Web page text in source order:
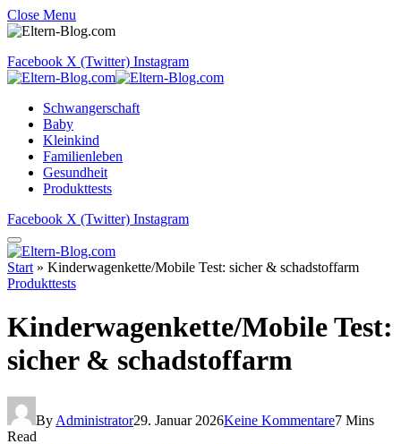
Close Menu
Facebook X (Twitter) Instagram
Schwangerschaft
Baby
Kleinkind
Familienleben
Gesundheit
Produkttests
Facebook X (Twitter) Instagram
Start » Kinderwagenkette/Mobile Test: sicher & schadstoffarm
Produkttests
Kinderwagenkette/Mobile Test:
sicher & schadstoffarm
By Administrator29. Januar 2026Keine Kommentare7 Mins
Read